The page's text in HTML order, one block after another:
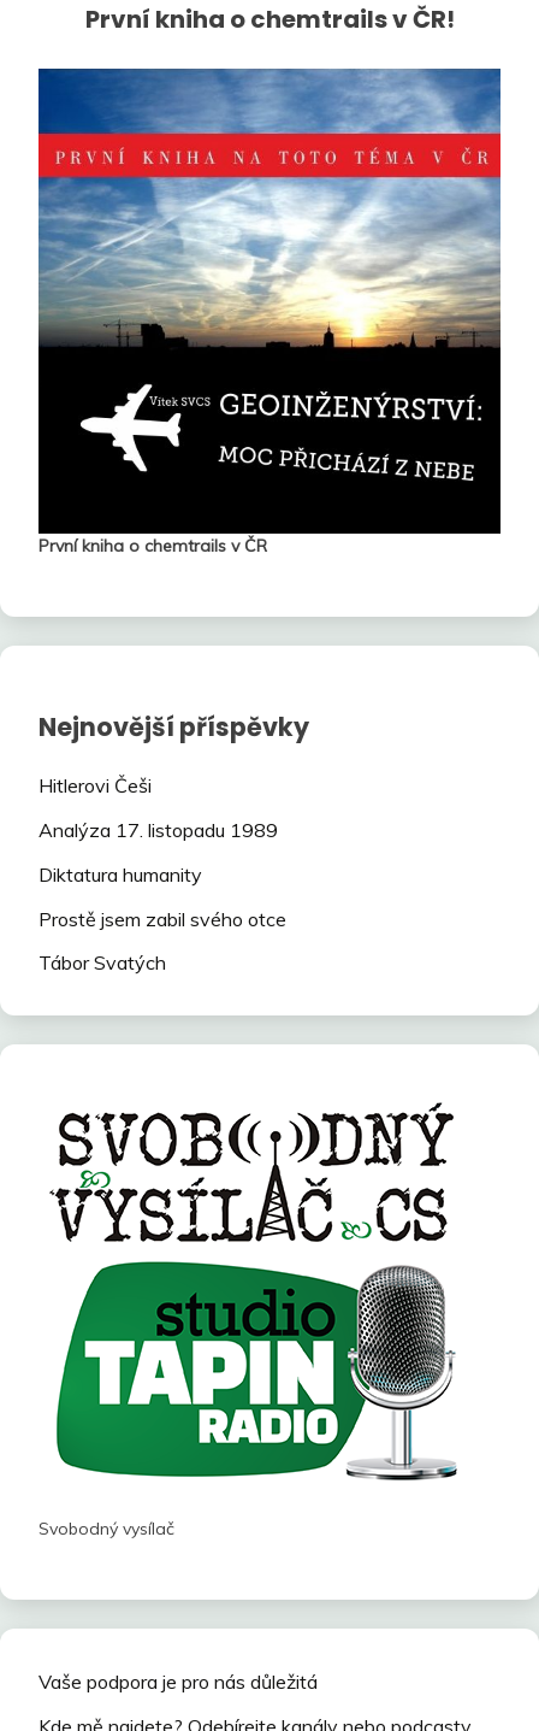
První kniha o chemtrails v ČR!
První kniha o chemtrails v ČR
Nejnovější příspěvky
Hitlerovi Češi
Analýza 17. listopadu 1989
Diktatura humanity
Prostě jsem zabil svého otce
Tábor Svatých
Svobodný vysílač
Vaše podpora je pro nás důležitá